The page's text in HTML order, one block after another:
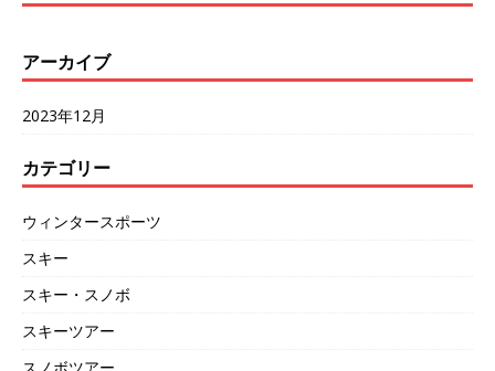
アーカイブ
2023年12月
カテゴリー
ウィンタースポーツ
スキー
スキー・スノボ
スキーツアー
スノボツアー